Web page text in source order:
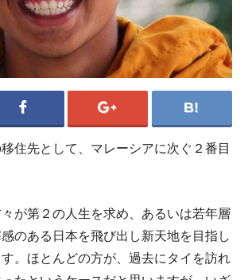
住先として、マレーシアに次ぐ２番目
が第２の人生を求め、あるいは若年層
のある日本を飛び出し新天地を目指し
。ほとんどの方が、過去にタイを訪れ